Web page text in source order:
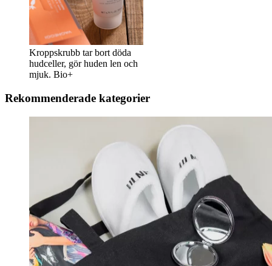
Kroppskrubb tar bort döda
hudceller, gör huden len och
mjuk. Bio+
Rekommenderade kategorier